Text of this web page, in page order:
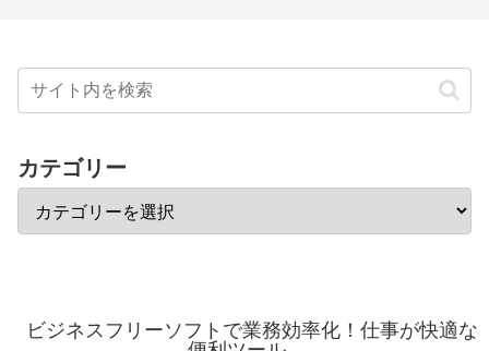
カテゴリー
ビジネスフリーソフトで業務効率化！仕事が快適な